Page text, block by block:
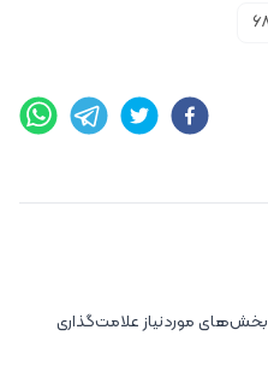
بخش‌های موردنیاز علامت‌گذاری